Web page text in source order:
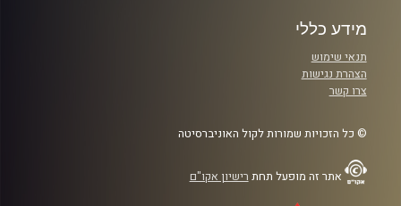
מידע כללי
תנאי שימוש
הצהרת נגישות
צרו קשר
© כל הזכויות שמורות לקול האוניברסיטה
אתר זה מופעל תחת רישיון אקו"ם